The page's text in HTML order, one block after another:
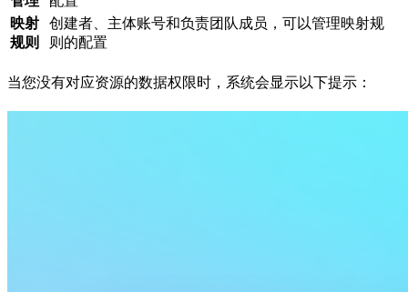
映射
规则
创建者、主体账号和负责团队成员，可以管理映射规
则的配置
当您没有对应资源的数据权限时，系统会显示以下提示：